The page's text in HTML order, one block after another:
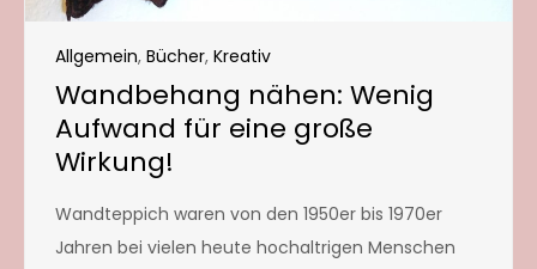
Allgemein, Bücher, Kreativ
Wandbehang nähen: Wenig
Aufwand für eine große
Wirkung!
Wandteppich waren von den 1950er bis 1970er
Jahren bei vielen heute hochaltrigen Menschen